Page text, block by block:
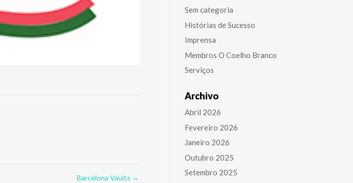
Barcelona Vaults →
Sem categoria
Histórias de Sucesso
Imprensa
Membros O Coelho Branco
Serviços
Archivo
Abril 2026
Fevereiro 2026
Janeiro 2026
Outubro 2025
Setembro 2025